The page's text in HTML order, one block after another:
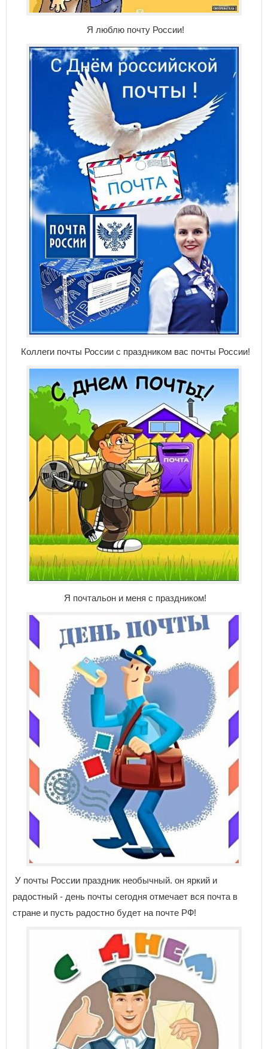
Я люблю почту России!
Коллеги почты России с праздником вас почты России!
Я почтальон и меня с праздником!
У почты России праздник необычный. он яркий и
радостный - день почты сегодня отмечает вся почта в
стране и пусть радостно будет на почте РФ!